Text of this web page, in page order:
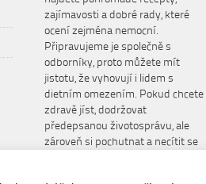
zajímavosti a dobré rady, které
ocení zejména nemocní.
Připravujeme je společně s
odborníky, proto můžete mít
jistotu, že vyhovují i lidem s
dietním omezením. Pokud chcete
zdravě jíst, dodržovat
předepsanou životosprávu, ale
zároveň si pochutnat a necítit se